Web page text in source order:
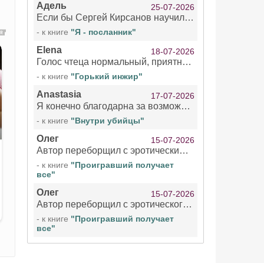
Адель 25-07-2026
Если бы Сергей Кирсанов научился не сглатывать каждые 1-2 минуты слюну, так что слышно в микрофоне и, что вызывает отвращение, то мелжно было бы слушать.
- к книге "Я - посланник"
Elena 18-07-2026
Голос чтеца нормальный, приятный тембр. Мне очень понравилось озвучивание рассказа. Очень странный отзыв Надежды. Может у неё что-то с нервами?
- к книге "Горький инжир"
Anastasia 17-07-2026
Я конечно благодарна за возможность бесплатно слушать книги даже новинки , но чтение этой книги просто ужасно
- к книге "Внутри убийцы"
Олег 15-07-2026
Автор переборщил с эротическими сценами. Похоже, с этим у него проблемы.
- к книге "Проигравший получает
все"
Олег 15-07-2026
Автор переборщил с эротического сценами. Похоже, с этим у него проблемы.
- к книге "Проигравший получает
все"